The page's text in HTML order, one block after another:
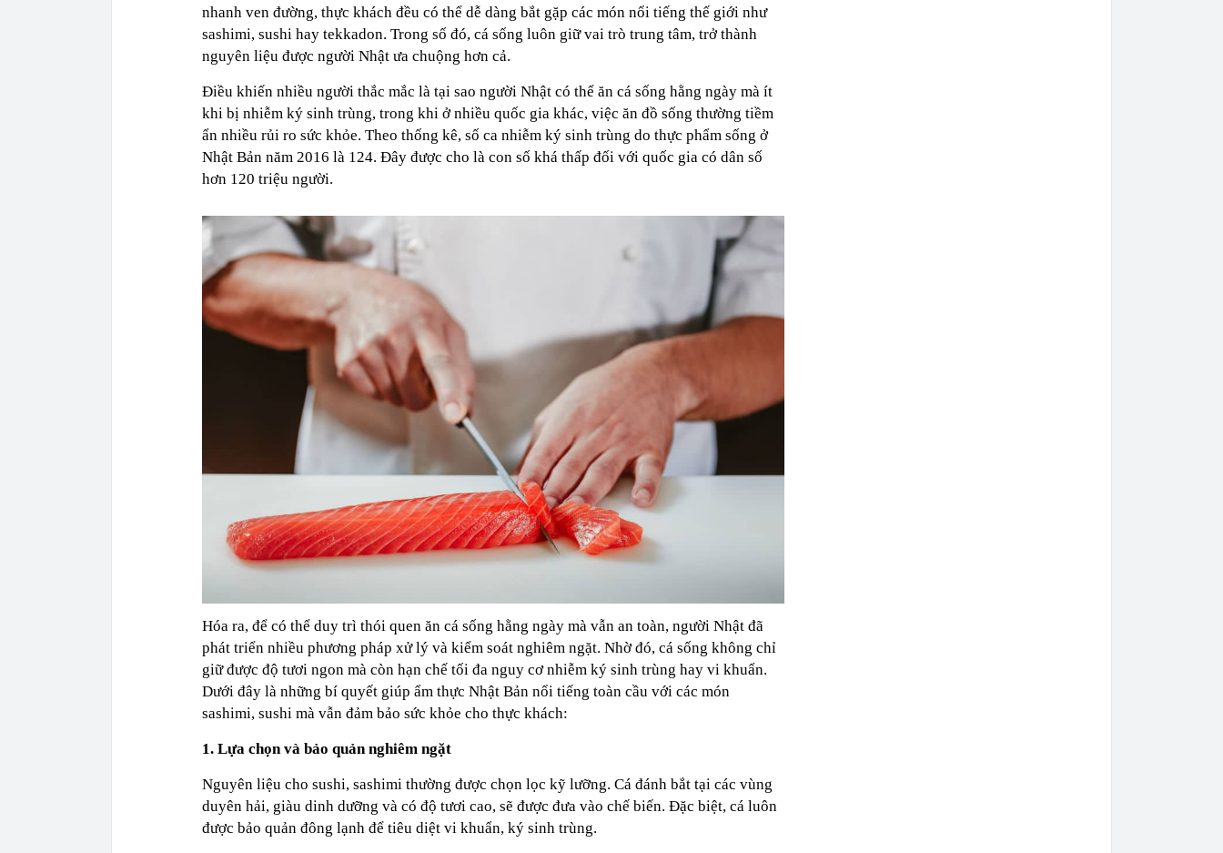
nhanh ven đường, thực khách đều có thể dễ dàng bắt gặp các món nổi tiếng thế giới như
sashimi, sushi hay tekkadon. Trong số đó, cá sống luôn giữ vai trò trung tâm, trở thành
nguyên liệu được người Nhật ưa chuộng hơn cả.
Điều khiến nhiều người thắc mắc là tại sao người Nhật có thể ăn cá sống hằng ngày mà ít
khi bị nhiễm ký sinh trùng, trong khi ở nhiều quốc gia khác, việc ăn đồ sống thường tiềm
ẩn nhiều rủi ro sức khỏe. Theo thống kê, số ca nhiễm ký sinh trùng do thực phẩm sống ở
Nhật Bản năm 2016 là 124. Đây được cho là con số khá thấp đối với quốc gia có dân số
hơn 120 triệu người.
Hóa ra, để có thể duy trì thói quen ăn cá sống hằng ngày mà vẫn an toàn, người Nhật đã
phát triển nhiều phương pháp xử lý và kiểm soát nghiêm ngặt. Nhờ đó, cá sống không chỉ
giữ được độ tươi ngon mà còn hạn chế tối đa nguy cơ nhiễm ký sinh trùng hay vi khuẩn.
Dưới đây là những bí quyết giúp ẩm thực Nhật Bản nổi tiếng toàn cầu với các món
sashimi, sushi mà vẫn đảm bảo sức khỏe cho thực khách:
1. Lựa chọn và bảo quản nghiêm ngặt
Nguyên liệu cho sushi, sashimi thường được chọn lọc kỹ lưỡng. Cá đánh bắt tại các vùng
duyên hải, giàu dinh dưỡng và có độ tươi cao, sẽ được đưa vào chế biến. Đặc biệt, cá luôn
được bảo quản đông lạnh để tiêu diệt vi khuẩn, ký sinh trùng.